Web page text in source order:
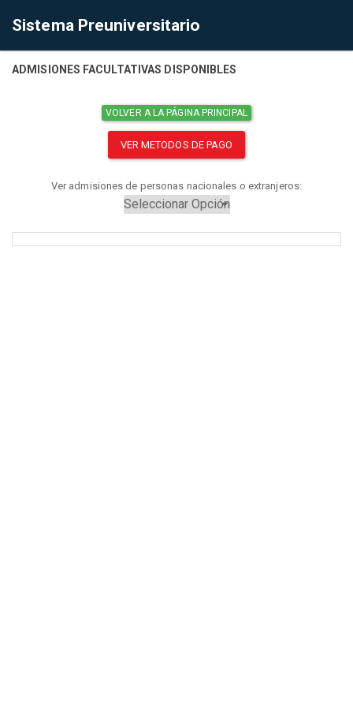
Sistema Preuniversitario
ADMISIONES FACULTATIVAS DISPONIBLES
VOLVER A LA PÁGINA PRINCIPAL
VER METODOS DE PAGO
Ver admisiones de personas nacionales o extranjeros: